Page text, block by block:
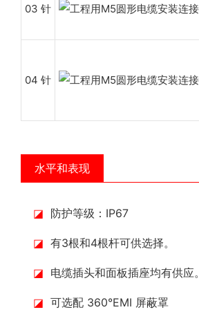
03 针
04 针
水平和表现
◪ 防护等级：IP67
◪ 有3根和4根杆可供选择。
◪ 电缆插头和面板插座均有供应。
◪ 可选配 360°EMI 屏蔽罩